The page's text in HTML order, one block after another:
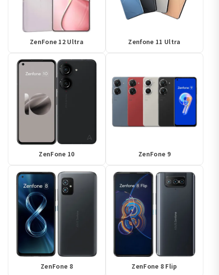
ZenFone 12 Ultra Zenfone 11 Ultra
ZenFone 10 ZenFone 9
ZenFone 8 ZenFone 8 Flip